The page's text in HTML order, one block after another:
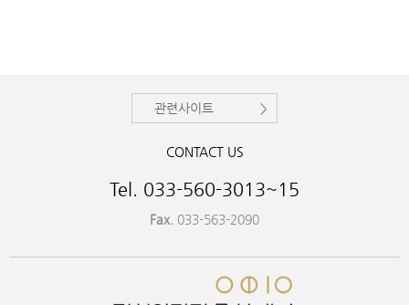
관련사이트
CONTACT US
Tel. 033-560-3013~15
Fax. 033-563-2090